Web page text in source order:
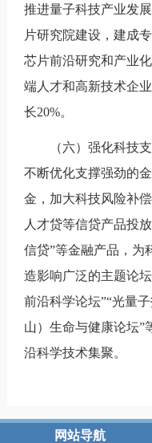
推进量子科技产业发
片研究院建设，建成
芯片前沿研究和产业
端人才和高新技术企
长20%。
（六）强化科技
不断优化支撑强劲的
金，加大科技风险补
人才贷等信贷产品投
信贷”等金融产品，为
造影响广泛的主题论
前沿科学论坛”“光量
山）生命与健康论坛”
沿科学技术集聚。